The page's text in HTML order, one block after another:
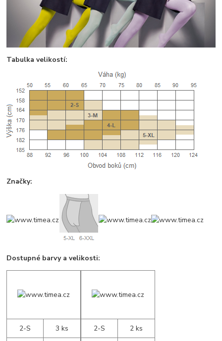
Tabulka velikostí:
Značky:
Dostupné barvy a velikosti:
2-S 3 ks 2-S 2 ks